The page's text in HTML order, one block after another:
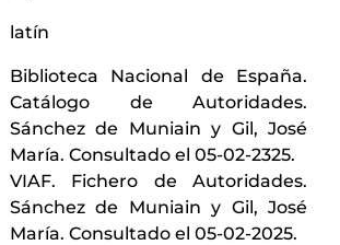
latín
Biblioteca Nacional de España.
Catálogo de Autoridades.
Sánchez de Muniain y Gil, José
María. Consultado el 05-02-2325.
VIAF. Fichero de Autoridades.
Sánchez de Muniain y Gil, José
María. Consultado el 05-02-2025.